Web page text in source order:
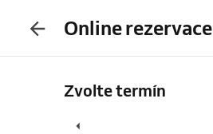
Online rezervace
Zvolte termín